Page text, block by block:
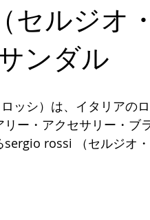
オトコにオススメの靴
お客様体験談 思考
セルジオ
ンダル
ッシ）は、イタリアの
ー・アクセサリー・ブ
rossi （セルジオ